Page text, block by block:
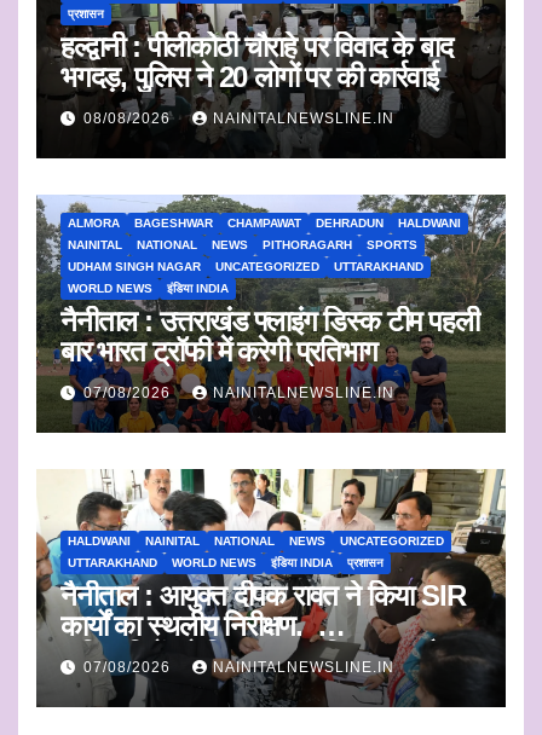
प्रशासन
हल्द्वानी : पीलीकोठी चौराहे पर विवाद के बाद
भगदड़, पुलिस ने 20 लोगों पर की कार्रवाई
08/08/2026 NAINITALNEWSLINE.IN
ALMORA BAGESHWAR CHAMPAWAT DEHRADUN
HALDWANI
NAINITAL
NATIONAL NEWS PITHORAGARH
SPORTS
UDHAM SINGH NAGAR
UNCATEGORIZED
UTTARAKHAND
WORLD NEWS
इंडिया INDIA
नैनीताल : उत्तराखंड फ्लाइंग डिस्क टीम पहली
बार भारत ट्रॉफी में करेगी प्रतिभाग
07/08/2026 NAINITALNEWSLINE.IN
HALDWANI NAINITAL NATIONAL NEWS
UNCATEGORIZED
UTTARAKHAND
WORLD NEWS इंडिया INDIA प्रशासन
नैनीताल : आयुक्त दीपक रावत ने किया SIR
कार्यों का स्थलीय निरीक्षण.
अधिकारियों को दिए समयबद्ध निस्तारण और
पारदर्शिता के निर्देश
07/08/2026 NAINITALNEWSLINE.IN